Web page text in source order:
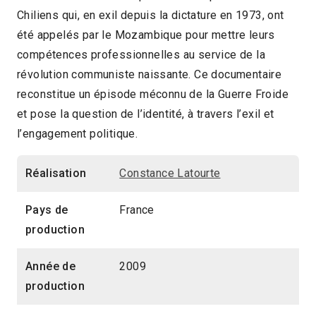
2010 > Panorama du documentaire récent
Chiliens qui, en exil depuis la dictature en 1973, ont
été appelés par le Mozambique pour mettre leurs
compétences professionnelles au service de la
révolution communiste naissante. Ce documentaire
reconstitue un épisode méconnu de la Guerre Froide
et pose la question de l’identité, à travers l’exil et
l’engagement politique.
Réalisation Constance Latourte
Pays de
production
France
Année de
production
2009